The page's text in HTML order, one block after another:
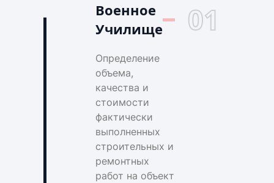
Военное
Училище
01
Определение
объема,
качества и
стоимости
фактически
выполненных
строительных и
ремонтных
работ на объект